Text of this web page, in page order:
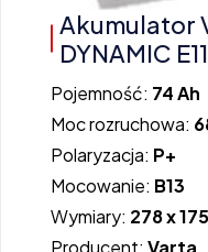
Akumulator
DYNAMIC
Pojemność: 74 Ah
Moc rozruchowa:
Polaryzacja: P+
Mocowanie: B13
Wymiary: 278 x